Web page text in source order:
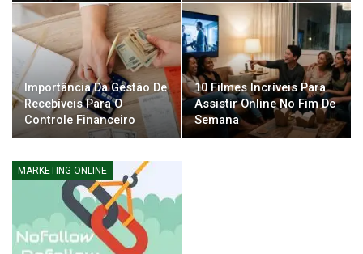
Importância Da Gestão De
Recebíveis Para O
Controle Financeiro
10 Filmes Incríveis Para
Assistir Online No Fim De
Semana
MARKETING ONLINE